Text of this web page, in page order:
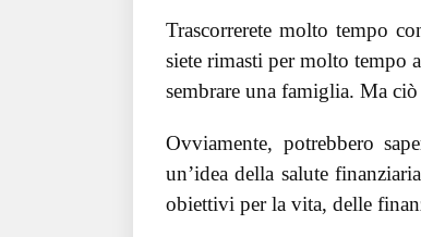
Trascorrerete molto tempo
siete rimasti per molto tempo
sembrare una famiglia. Ma
Ovviamente, potrebbero
un’idea della salute
obiettivi per la vita, delle